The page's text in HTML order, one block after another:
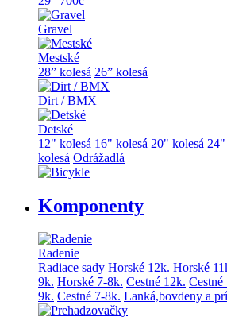
Gravel
Mestské
28” kolesá 26” kolesá
Dirt / BMX
Detské
12" kolesá 16" kolesá 20" kolesá 24"
kolesá Odrážadlá
Komponenty
Radenie
Radiace sady Horské 12k. Horské
9k. Horské 7-8k. Cestné 12k. Cestné
9k. Cestné 7-8k. Lanká,bovdeny a